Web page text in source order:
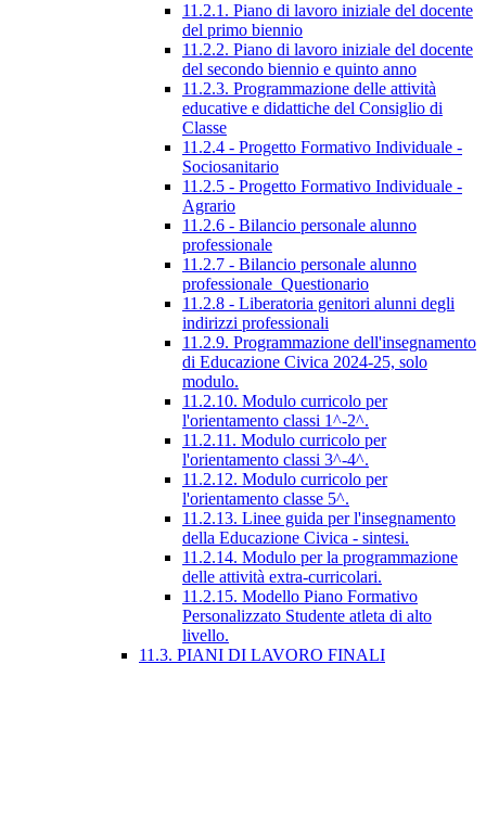
11.2.1. Piano di lavoro iniziale del docente
del primo biennio
11.2.2. Piano di lavoro iniziale del docente
del secondo biennio e quinto anno
11.2.3. Programmazione delle attività
educative e didattiche del Consiglio di
Classe
11.2.4 - Progetto Formativo Individuale -
Sociosanitario
11.2.5 - Progetto Formativo Individuale -
Agrario
11.2.6 - Bilancio personale alunno
professionale
11.2.7 - Bilancio personale alunno
professionale_Questionario
11.2.8 - Liberatoria genitori alunni degli
indirizzi professionali
11.2.9. Programmazione dell'insegnamento
di Educazione Civica 2024-25, solo
modulo.
11.2.10. Modulo curricolo per
l'orientamento classi 1^-2^.
11.2.11. Modulo curricolo per
l'orientamento classi 3^-4^.
11.2.12. Modulo curricolo per
l'orientamento classe 5^.
11.2.13. Linee guida per l'insegnamento
della Educazione Civica - sintesi.
11.2.14. Modulo per la programmazione
delle attività extra-curricolari.
11.2.15. Modello Piano Formativo
Personalizzato Studente atleta di alto
livello.
11.3. PIANI DI LAVORO FINALI